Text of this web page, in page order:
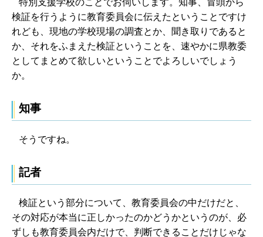
特別支援学校のことでお伺いします。知事、冒頭から
検証を行うように教育委員会に伝えたということですけ
れども、現地の学校現場の調査とか、聞き取りであると
か、それをふまえた検証ということを、速やかに県教委
としてまとめて欲しいということでよろしいでしょう
か。
知事
そうですね。
記者
検証という部分について、教育委員会の中だけだと、
その対応が本当に正しかったのかどうかというのが、必
ずしも教育委員会内だけで、判断できることだけじゃな